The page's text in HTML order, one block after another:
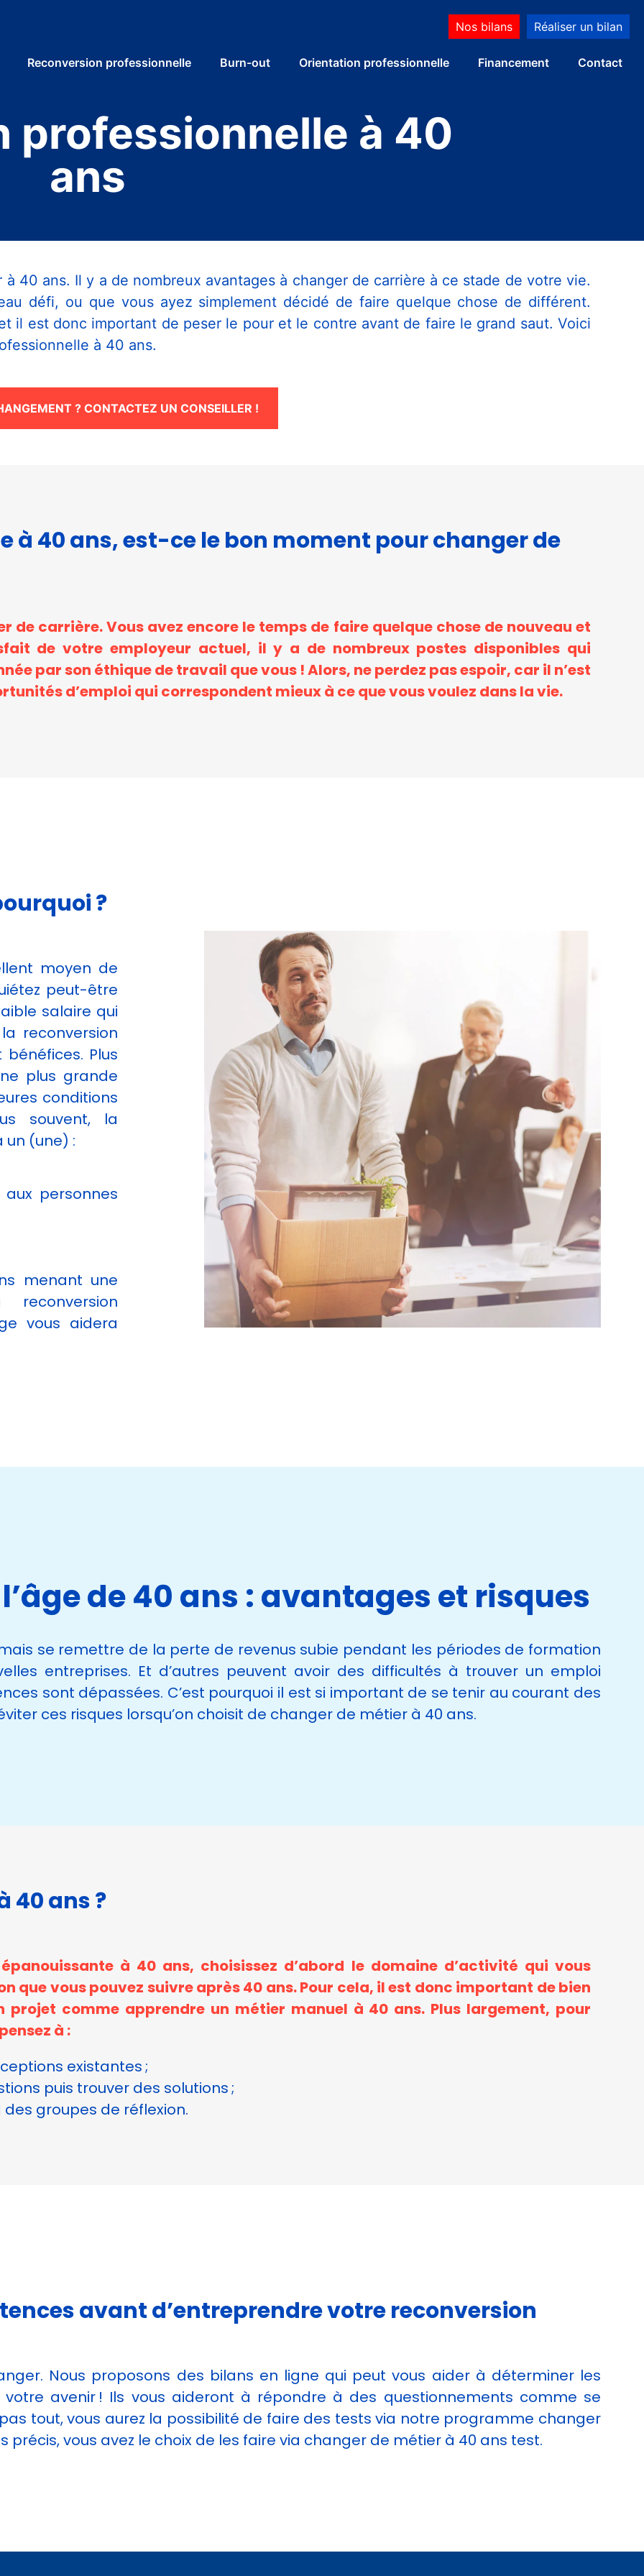
Nos bilans Réaliser un bilan
Reconversion professionnelle Burn-out Orientation professionnelle Financement Contact
professionnelle à 40
ans
40 ans. Il y a de nombreux avantages à changer de carrière à ce stade de votre vie.
défi, ou que vous ayez simplement décidé de faire quelque chose de différent.
il est donc important de peser le pour et le contre avant de faire le grand saut. Voici
à 40 ans.
? CONTACTEZ UN CONSEILLER !
à 40 ans, est-ce le bon moment pour changer de
de carrière. Vous avez encore le temps de faire quelque chose de nouveau et
de votre employeur actuel, il y a de nombreux postes disponibles qui
par son éthique de travail que vous ! Alors, ne perdez pas espoir, car il n’est
d’emploi qui correspondent mieux à ce que vous voulez dans la vie.
?
moyen de
peut-être
salaire qui
reconversion
Plus
plus grande
conditions
souvent, la
un (une) :
personnes
menant une
vous aidera
de 40 ans : avantages et risques
se remettre de la perte de revenus subie pendant les périodes de formation
entreprises. Et d’autres peuvent avoir des difficultés à trouver un emploi
sont dépassées. C’est pourquoi il est si important de se tenir au courant des
ces risques lorsqu’on choisit de changer de métier à 40 ans.
40 ans ?
à 40 ans, choisissez d’abord le domaine d’activité qui vous
que vous pouvez suivre après 40 ans. Pour cela, il est donc important de bien
comme apprendre un métier manuel à 40 ans. Plus largement, pour
à :
existantes ;
puis trouver des solutions ;
groupes de réflexion.
avant d’entreprendre votre reconversion
Nous proposons des bilans en ligne qui peut vous aider à déterminer les
avenir ! Ils vous aideront à répondre à des questionnements comme se
tout, vous aurez la possibilité de faire des tests via notre programme changer
vous avez le choix de les faire via changer de métier à 40 ans test.